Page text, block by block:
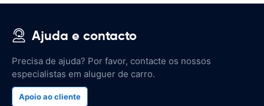
Ajuda e contacto
Precisa de ajuda? Por favor, contacte os nossos
especialistas em aluguer de carro.
Apoio ao cliente